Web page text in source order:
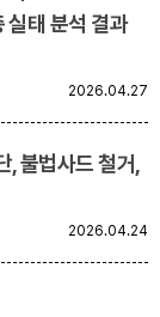
실태 분석 결과
2026.04.27
불법사드 철거,
2026.04.24